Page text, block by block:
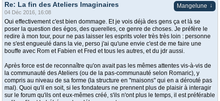
Mangelune ↓
Re: La fin des Ateliers Imaginaires
04 Déc 2016, 16:08
Oui effectivement c'est bien dommage. Et je vois déjà des gens ça et là se
poser la question des égos, des querelles, ce genre de choses. Je préfère le
redire à mon tour, pour ne pas laisser les esprits voler très très loin : personne
ne s'est engueulé dans la vie, perso j'ai qu'une envie c'est de me faire une
bouffe avec Rom et Fabien et Fred et tous les autres, et du jdr aussi.
Après force est de reconnaître qu'on avait pas les mêmes attentes vis-à-vis de
la communauté des Ateliers (ou de la pas-communauté selon Romaric), y
compris au niveau de sa forme (la structure en "maisons" qui en a dérouté pas
mal). Quoi qu'il en soit, si les fondateurs ne prennent plus de plaisir à interagir
sur le forum qu'ils ont eux-mêmes créé, s'ils n'ont plus le temps, il est préférable